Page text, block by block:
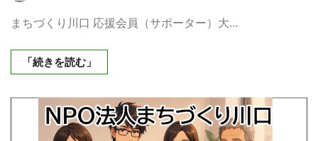
まちづくり川口 応援会員（サポーター）大…
「続きを読む」